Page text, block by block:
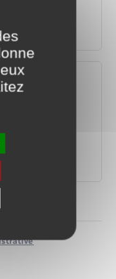
notaires de